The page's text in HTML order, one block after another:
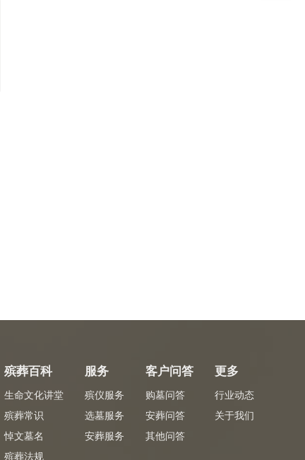
殡葬百科
生命文化讲堂
殡葬常识
悼文墓名
殡葬法规
服务
殡仪服务
选墓服务
安葬服务
客户问答
购墓问答
安葬问答
其他问答
更多
行业动态
关于我们